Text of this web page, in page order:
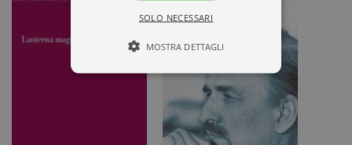
SOLO NECESSARI
MOSTRA DETTAGLI
Tecnici ed equiparati
Profilazione